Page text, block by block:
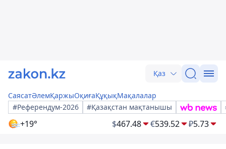
Қаз
СаясатӘлемҚаржыОқиғаҚұқықМақалалар
#Референдум-2026
#Қазақстан мақтанышы
+19° $467.48 €539.52 ₽5.73